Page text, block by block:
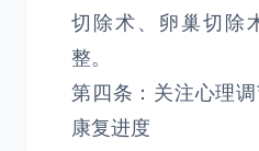
切除术、卵巢切除
整。
第四条：关注心理
康复进度